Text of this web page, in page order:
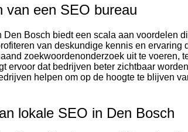
van een SEO bureau
Den Bosch biedt een scala aan voordelen
van deskundige kennis en
zoekwoordenonderzoek uit te voeren,
ervoor dat bedrijven beter zichtbaar
helpen om op de hoogte te blijven
lokale SEO in Den Bosch